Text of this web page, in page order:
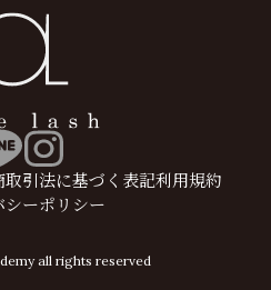
取引法に基づく表記利用規約
シーポリシー
all rights reserved